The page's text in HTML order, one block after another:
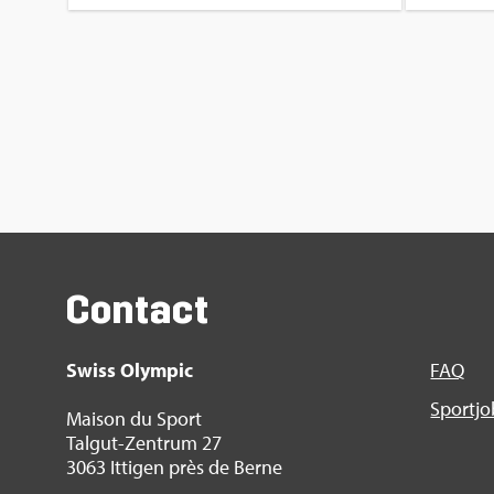
Contact
Swiss Olym­pic
Mai­son du Sport
Tal­gut-Zen­trum 27
3063 Itti­gen près de Berne
FAQ